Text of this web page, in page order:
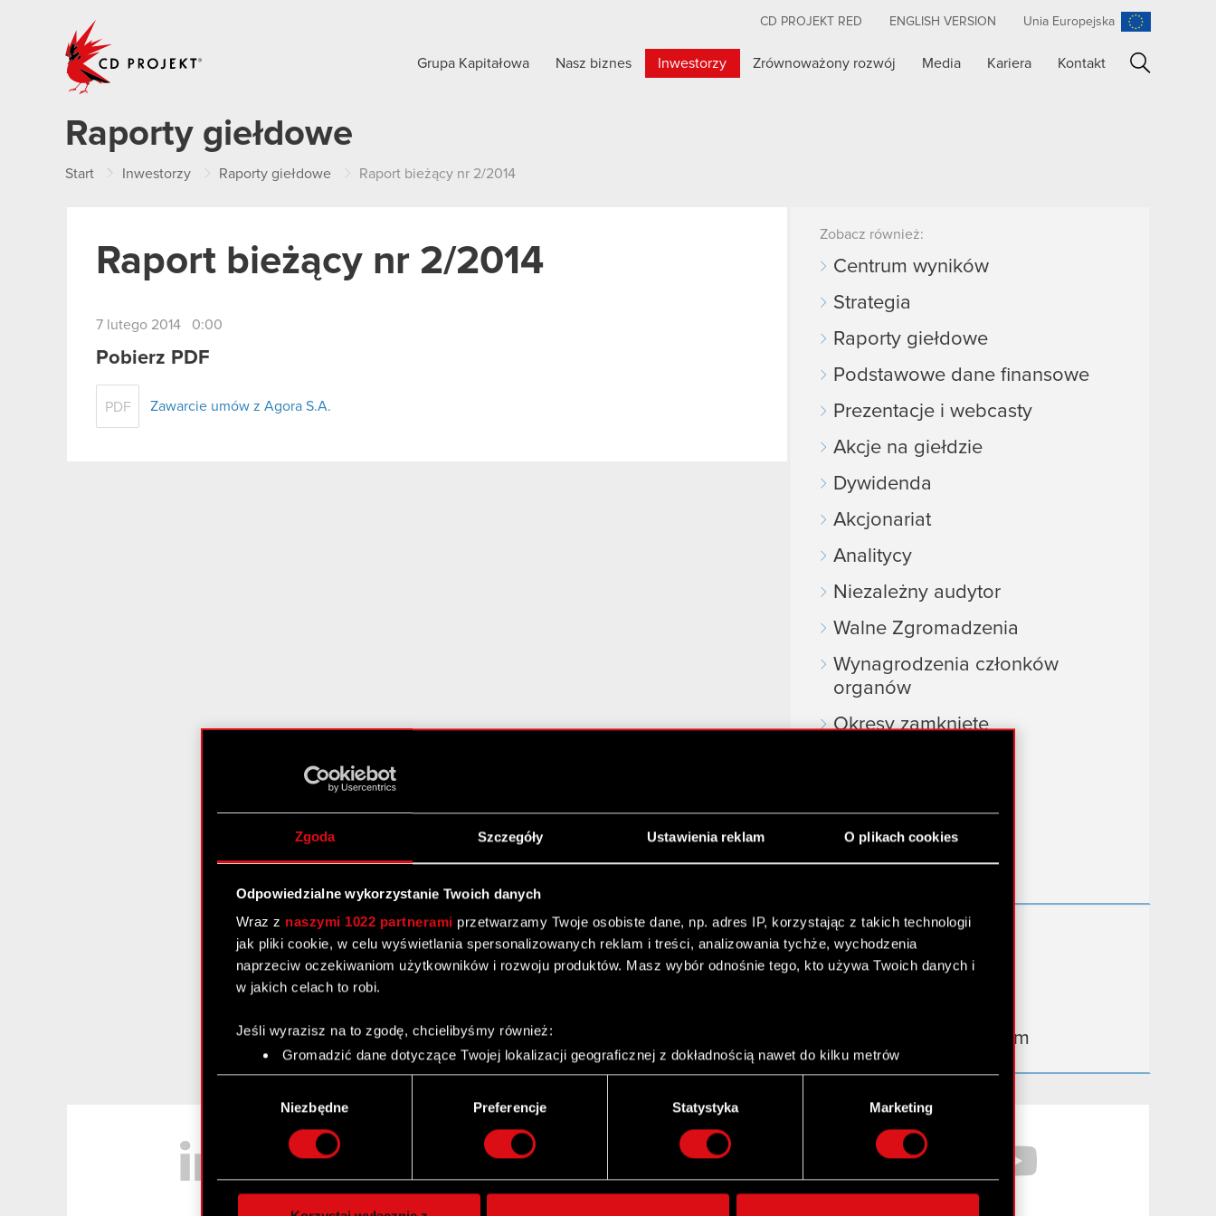
Zgoda Szczegóły Ustawienia reklam O plikach cookies
Odpowiedzialne wykorzystanie Twoich danych
Wraz z naszymi 1022 partnerami przetwarzamy Twoje osobiste dane, np. adres IP, korzystając z takich technologii
jak pliki cookie, w celu wyświetlania spersonalizowanych reklam i treści, analizowania tychże, wychodzenia
naprzeciw oczekiwaniom użytkowników i rozwoju produktów. Masz wybór odnośnie tego, kto używa Twoich danych i
w jakich celach to robi.
Jeśli wyrazisz na to zgodę, chcielibyśmy również:
Gromadzić dane dotyczące Twojej lokalizacji geograficznej z dokładnością nawet do kilku metrów
Identyfikować Twoje urządzenie, aktywnie analizując charakteryzującego je zbiory danych (fingerprinting,
Dowiedz się więcej odnośnie tego, jak Twoje osobiste dane są przetwarzane oraz ustaw własne preferencje w
szczegółów . W Deklaracji plików cookie możesz zmienić lub wycofać swoją zgodę w dowolnej chwili.
Wykorzystujemy pliki cookie do spersonalizowania treści i reklam, aby oferować funkcje społecznościowe i
Niezbędne Preferencje Statystyka Marketing
CD PROJEKT RED ENGLISH VERSION Unia Europejska
Grupa Kapitałowa Nasz biznes Inwestorzy Zrównoważony rozwój Media Kariera Kontakt
Raporty giełdowe
Start Inwestorzy Raporty giełdowe Raport bieżący nr 2/2014
Raport bieżący nr 2/2014
7 lutego 2014 0:00
Pobierz PDF
PDF Zawarcie umów z Agora S.A.
Zobacz również:
Centrum wyników
Strategia
Raporty giełdowe
Podstawowe dane finansowe
Prezentacje i webcasty
Akcje na giełdzie
Dywidenda
Akcjonariat
Analitycy
Niezależny audytor
Walne Zgromadzenia
Wynagrodzenia członków
organów
Okresy zamknięte
Przydatne linki
Kontakt IR
Dowiedz się więcej:
thewitcher.com
gear.cdprojektred.com
Facebook